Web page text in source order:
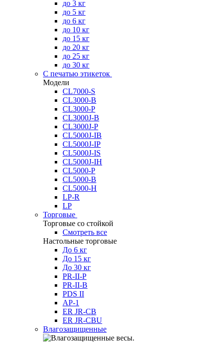
до 3 кг
до 5 кг
до 6 кг
до 10 кг
до 15 кг
до 20 кг
до 25 кг
до 30 кг
С печатью этикеток
Модели
CL7000-S
CL3000-B
CL3000-P
CL3000J-B
CL3000J-P
CL5000J-IB
CL5000J-IP
CL5000J-IS
CL5000J-IH
CL5000-P
CL5000-B
CL5000-H
LP-R
LP
Торговые
Торговые со стойкой
Смотреть все
Настольные торговые
До 6 кг
До 15 кг
До 30 кг
PR-II-P
PR-II-B
PDS II
AP-1
ER JR-CB
ER JR-CBU
Влагозащищенные